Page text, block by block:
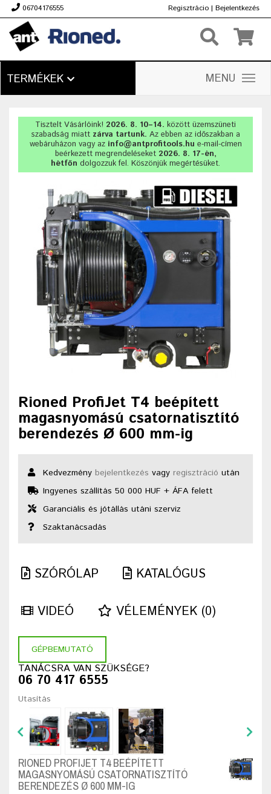
06704176555 Regisztrácio | Bejelentkezés
TERMÉKEK MENU
Tisztelt Vásárlóink! 2026. 8. 10–14. között üzemszüneti
szabadság miatt zárva tartunk. Az ebben az időszakban a
webáruházon vagy az info@antprofitools.hu e-mail-címen
beérkezett megrendeléseket 2026. 8. 17-én,
hétfőn dolgozzuk fel. Köszönjük megértésüket.
Rioned ProfiJet T4 beépített
magasnyomású csatornatisztító
berendezés Ø 600 mm-ig
Kedvezmény bejelentkezés vagy regisztráció után
Ingyenes szállítás 50 000 HUF + ÁFA felett
Garanciális és jótállás utáni szerviz
Szaktanácsadás
SZÓRÓLAP KATALÓGUS
VIDEÓ VÉLEMÉNYEK (0)
GÉPBEMUTATÓ
TANÁCSRA VAN SZÜKSÉGE?
06 70 417 6555
Utasítás
RIONED PROFIJET T4 BEÉPÍTETT
MAGASNYOMÁSÚ CSATORNATISZTÍTÓ
BERENDEZÉS Ø 600 MM-IG